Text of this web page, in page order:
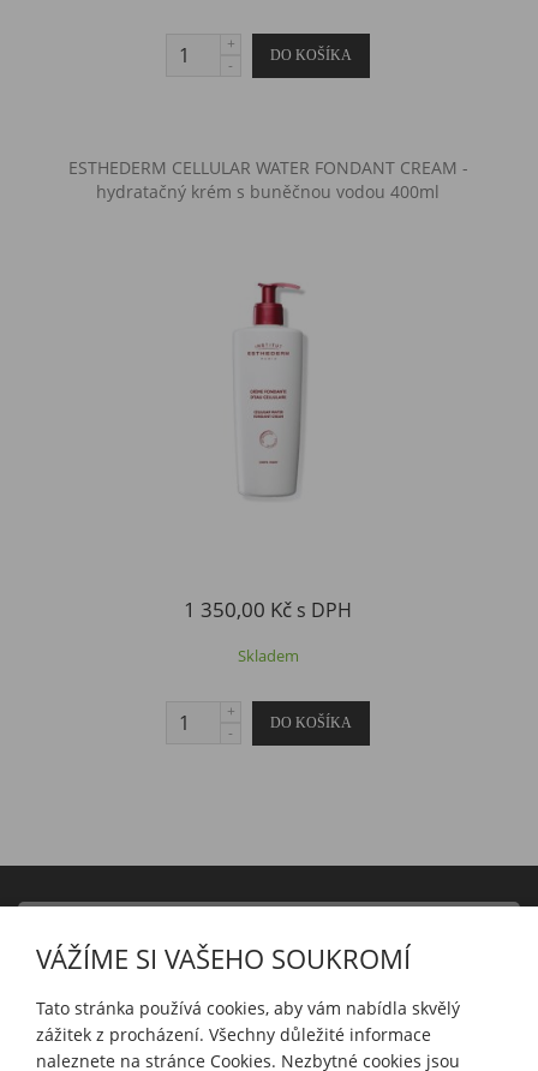
ESTHEDERM CELLULAR WATER FONDANT CREAM -
hydratačný krém s buněčnou vodou 400ml
1 350,00 Kč s DPH
Skladem
INFORMACE
VÁŽÍME SI VAŠEHO SOUKROMÍ
Tato stránka používá cookies, aby vám nabídla skvělý
zážitek z procházení. Všechny důležité informace
naleznete na stránce Cookies. Nezbytné cookies jsou